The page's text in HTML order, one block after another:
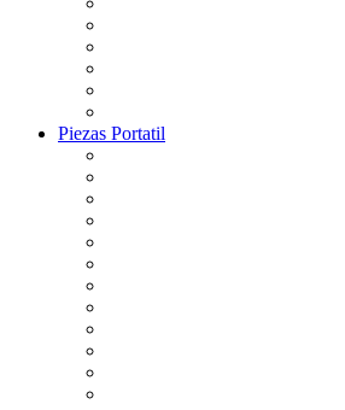
Piezas Portatil